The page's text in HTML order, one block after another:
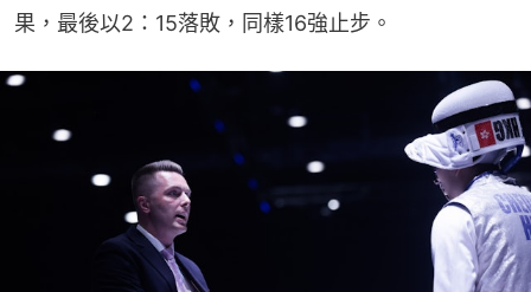
果，最後以2：15落敗，同樣16強止步。